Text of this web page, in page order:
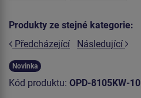
Produkty ze stejné kategorie:
Předcházející
Následující
Novinka
Kód produktu: OPD-8105KW-10